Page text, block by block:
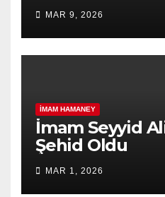
MAR 9, 2026
İMAM HAMANEY
İmam Seyyid
Şehid Oldu
MAR 1, 2026